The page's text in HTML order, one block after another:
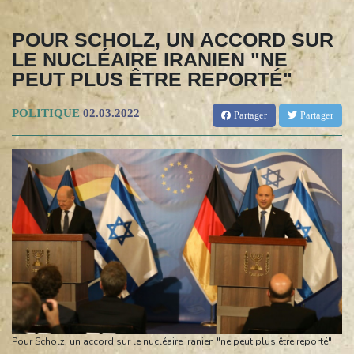
POUR SCHOLZ, UN ACCORD SUR
LE NUCLÉAIRE IRANIEN "NE
PEUT PLUS ÊTRE REPORTÉ"
POLITIQUE 02.03.2022 Partager Partager
Pour Scholz, un accord sur le nucléaire iranien "ne peut plus être reporté"